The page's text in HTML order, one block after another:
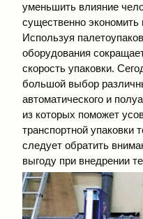
уменьшить влияние
существенно
Используя
оборудования
скорость упаковки.
большой выбор
автоматического и
из которых поможет
транспортной упаковки
следует обратить
выгоду при внедрении